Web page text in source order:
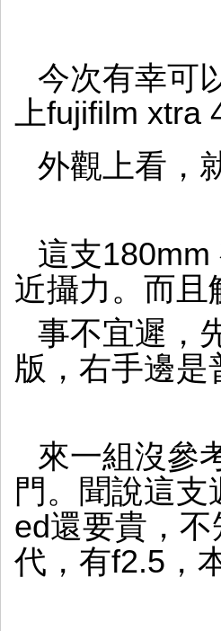
今次有幸可
上fujifilm xtra
外觀上看，
這支
近攝力。而且
事不宜遲，
版，右手邊是
來一組沒參
門。聞說這
ed還要貴，
代，有f2.5，